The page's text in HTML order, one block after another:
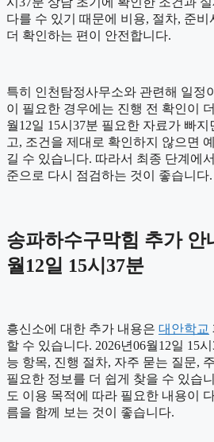
다를 수 있기 때문에 비용, 절차, 준비
더 확인하는 편이 안전합니다.
특히 인천탐정사무소와 관련해 일정
이 필요한 경우에는 진행 전 확인이
월12일 15시37분 필요한 자료가 빠
고, 조건을 제대로 확인하지 않으면
길 수 있습니다. 따라서 최종 단계에
준으로 다시 점검하는 것이 좋습니다.
송파하수구막힘 추가 안
월12일 15시37분
흥신소에 대한 추가 내용은 대안학교
할 수 있습니다. 2026년06월12일 15
능 항목, 진행 절차, 자주 묻는 질문,
필요한 정보를 더 쉽게 찾을 수 있습
도 이용 목적에 따라 필요한 내용이
름을 함께 보는 것이 좋습니다.